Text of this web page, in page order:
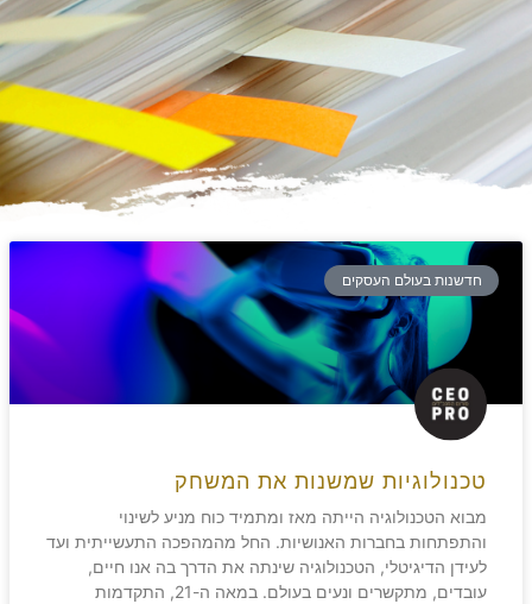
חדשנות בעולם העסקים
טכנולוגיות שמשנות את המשחק
מבוא הטכנולוגיה הייתה מאז ומתמיד כוח מניע לשינוי
והתפתחות בחברות האנושיות. החל מהמהפכה התעשייתית ועד
לעידן הדיגיטלי, הטכנולוגיה שינתה את הדרך בה אנו חיים,
עובדים, מתקשרים ונעים בעולם. במאה ה-21, התקדמות